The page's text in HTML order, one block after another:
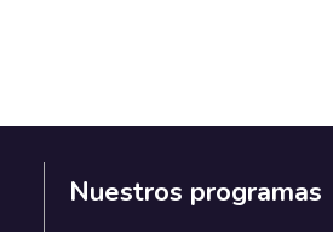
Nuestros programas